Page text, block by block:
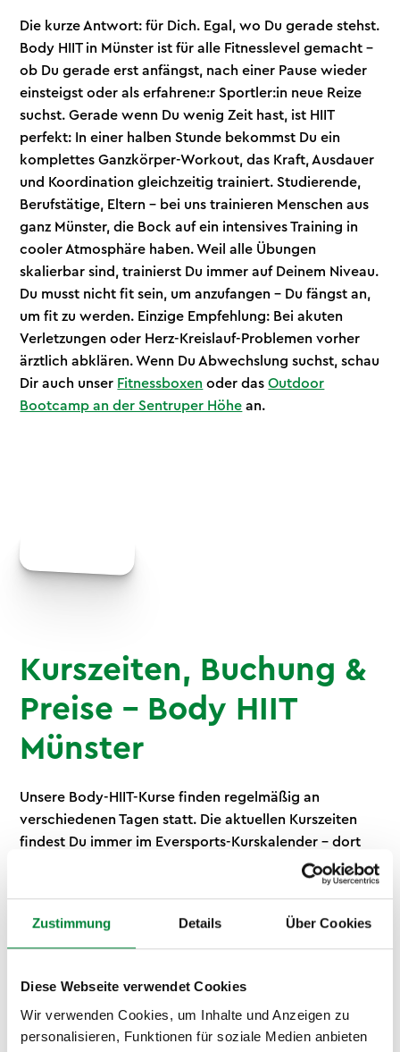
Zustimmung Details Über Cookies
Diese Webseite verwendet Cookies
Wir verwenden Cookies, um Inhalte und Anzeigen zu
personalisieren, Funktionen für soziale Medien anbieten
Die kurze Antwort: für Dich. Egal, wo Du gerade stehst.
Body HIIT in Münster ist für alle Fitnesslevel gemacht –
ob Du gerade erst anfängst, nach einer Pause wieder
einsteigst oder als erfahrene:r Sportler:in neue Reize
suchst. Gerade wenn Du wenig Zeit hast, ist HIIT
perfekt: In einer halben Stunde bekommst Du ein
komplettes Ganzkörper-Workout, das Kraft, Ausdauer
und Koordination gleichzeitig trainiert. Studierende,
Berufstätige, Eltern – bei uns trainieren Menschen aus
ganz Münster, die Bock auf ein intensives Training in
cooler Atmosphäre haben. Weil alle Übungen
skalierbar sind, trainierst Du immer auf Deinem Niveau.
Du musst nicht fit sein, um anzufangen – Du fängst an,
um fit zu werden. Einzige Empfehlung: Bei akuten
Verletzungen oder Herz-Kreislauf-Problemen vorher
ärztlich abklären. Wenn Du Abwechslung suchst, schau
Dir auch unser Fitnessboxen oder dasOutdoor
Bootcamp an der Sentruper Höhe an.
Kurszeiten, Buchung &
Preise – Body HIIT
Münster
Unsere Body-HIIT-Kurse finden regelmäßig an
verschiedenen Tagen statt. Die aktuellen Kurszeiten
findest Du immer im Eversports-Kurskalender – dort
siehst Du auf einen Blick, welche Termine verfügbar
sind, und kannst direkt buchen. Für die Buchung hast
wenn Du flexibel bleiben willst, oder sicher Dir ein
Monats-Abo für regelmäßiges Training. Du hast bereits
HIIT in Münster direkt darüber buchen – ohne Extra-
Vertrag. Schau einfach in Deiner App nach den